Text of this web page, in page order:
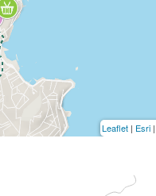
Leaflet | Esri |